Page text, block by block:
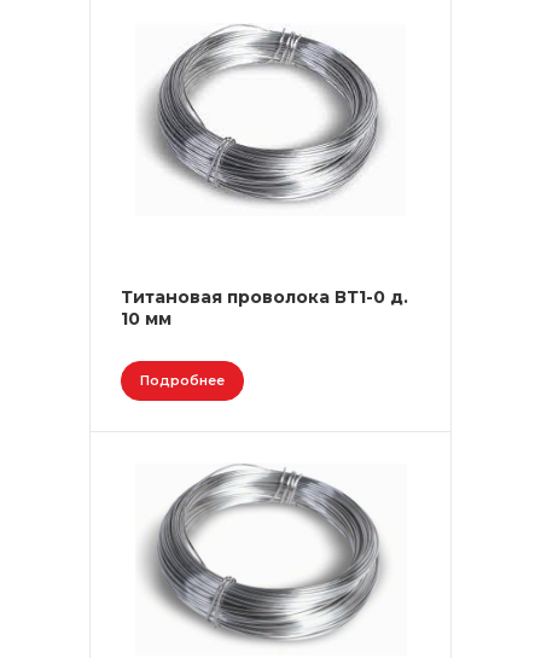
Титановая проволока ВТ1-0 д.
10 мм
Подробнее